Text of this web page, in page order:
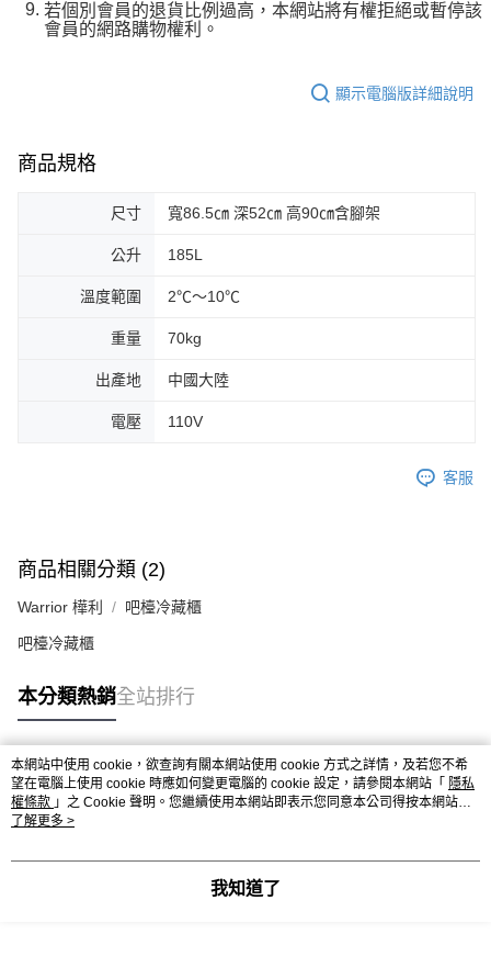
若個別會員的退貨比例過高，本網站將有權拒絕或暫停該
會員的網路購物權利。
顯示電腦版詳細說明
商品規格
尺寸 寬86.5㎝ 深52㎝ 高90㎝含腳架
公升 185L
溫度範圍 2℃～10℃
重量 70kg
出產地 中國大陸
電壓 110V
客服
商品相關分類 (2)
Warrior 樺利 吧檯冷藏櫃
吧檯冷藏櫃
本分類熱銷全站排行
熱門標籤
本網站中使用 cookie，欲查詢有關本網站使用 cookie 方式之詳情，及若您不希
望在電腦上使用 cookie 時應如何變更電腦的 cookie 設定，請參閱本網站「 隱私
權條款 」之 Cookie 聲明。您繼續使用本網站即表示您同意本公司得按本網站使
用條款之 Cookie 聲明使用 cookie。
了解更多 >
我知道了